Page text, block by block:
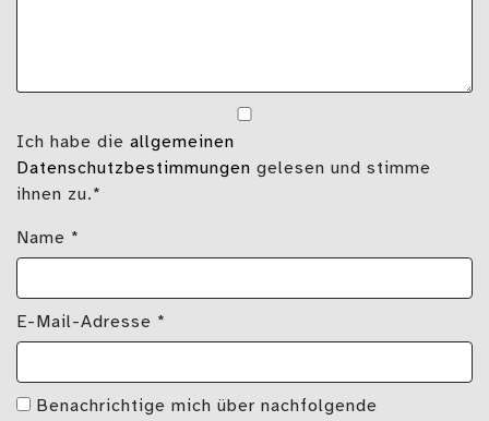
Ich habe die allgemeinen
Datenschutzbestimmungen gelesen und stimme
ihnen zu.*
Name *
E-Mail-Adresse *
Benachrichtige mich über nachfolgende